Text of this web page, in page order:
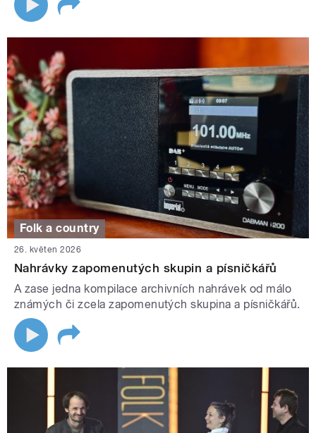
Folk a country
26. květen 2026
Nahrávky zapomenutých skupin a písničkářů
A zase jedna kompilace archivních nahrávek od málo
známých či zcela zapomenutých skupina a písničkářů.